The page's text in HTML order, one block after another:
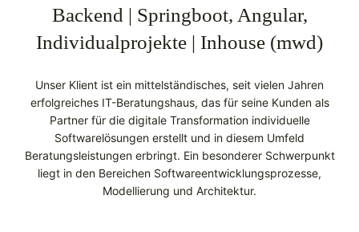
Backend | Springboot, Angular,
Individualprojekte | Inhouse (mwd)
Unser Klient ist ein mittelständisches, seit vielen Jahren
erfolgreiches IT-Beratungshaus, das für seine Kunden als
Partner für die digitale Transformation individuelle
Softwarelösungen erstellt und in diesem Umfeld
Beratungsleistungen erbringt. Ein besonderer Schwerpunkt
liegt in den Bereichen Softwareentwicklungsprozesse,
Modellierung und Architektur.